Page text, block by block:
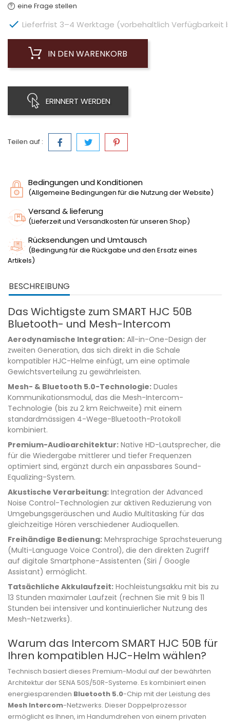
eine Frage stellen
 Lieferfrist 3–4 Werktage (vorbehaltlich Verfügbarkeit
IN DEN WARENKORB
ERINNERT WERDEN
Teilen auf :
Bedingungen und Konditionen
(Allgemeine Bedingungen für die Nutzung der Website)
Versand & lieferung
(Lieferzeit und Versandkosten für unseren Shop)
Rücksendungen und Umtausch
(Bedingung für die Rückgabe und den Ersatz eines
Artikels)
BESCHREIBUNG
Das Wichtigste zum SMART HJC 50B
Bluetooth- und Mesh-Intercom
Aerodynamische Integration: All-in-One-Design der
zweiten Generation, das sich direkt in die Schale
kompatibler HJC-Helme einfügt, um eine optimale
Gewichtsverteilung zu gewährleisten.
Mesh- & Bluetooth 5.0-Technologie: Duales
Kommunikationsmodul, das die Mesh-Intercom-
Technologie (bis zu 2 km Reichweite) mit einem
standardmässigen 4-Wege-Bluetooth-Protokoll
kombiniert.
Premium-Audioarchitektur: Native HD-Lautsprecher, die
für die Wiedergabe mittlerer und tiefer Frequenzen
optimiert sind, ergänzt durch ein anpassbares Sound-
Equalizing-System.
Akustische Verarbeitung: Integration der Advanced
Noise Control-Technologien zur aktiven Reduzierung von
Umgebungsgeräuschen und Audio Multitasking für das
gleichzeitige Hören verschiedener Audioquellen.
Freihändige Bedienung: Mehrsprachige Sprachsteuerung
(Multi-Language Voice Control), die den direkten Zugriff
auf digitale Smartphone-Assistenten (Siri / Google
Assistant) ermöglicht.
Tatsächliche Akkulaufzeit: Hochleistungsakku mit bis zu
13 Stunden maximaler Laufzeit (rechnen Sie mit 9 bis 11
Stunden bei intensiver und kontinuierlicher Nutzung des
Mesh-Netzwerks).
Warum das Intercom SMART HJC 50B für
Ihren kompatiblen HJC-Helm wählen?
Technisch basiert dieses Premium-Modul auf der bewährten
Architektur der SENA 50S/50R-Systeme. Es kombiniert einen
energiesparenden Bluetooth 5.0-Chip mit der Leistung des
Mesh Intercom-Netzwerks. Dieser Doppelprozessor
ermöglicht es Ihnen, im Handumdrehen von einem privaten